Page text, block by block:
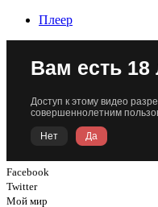
Плеер
Facebook
Twitter
Мой мир